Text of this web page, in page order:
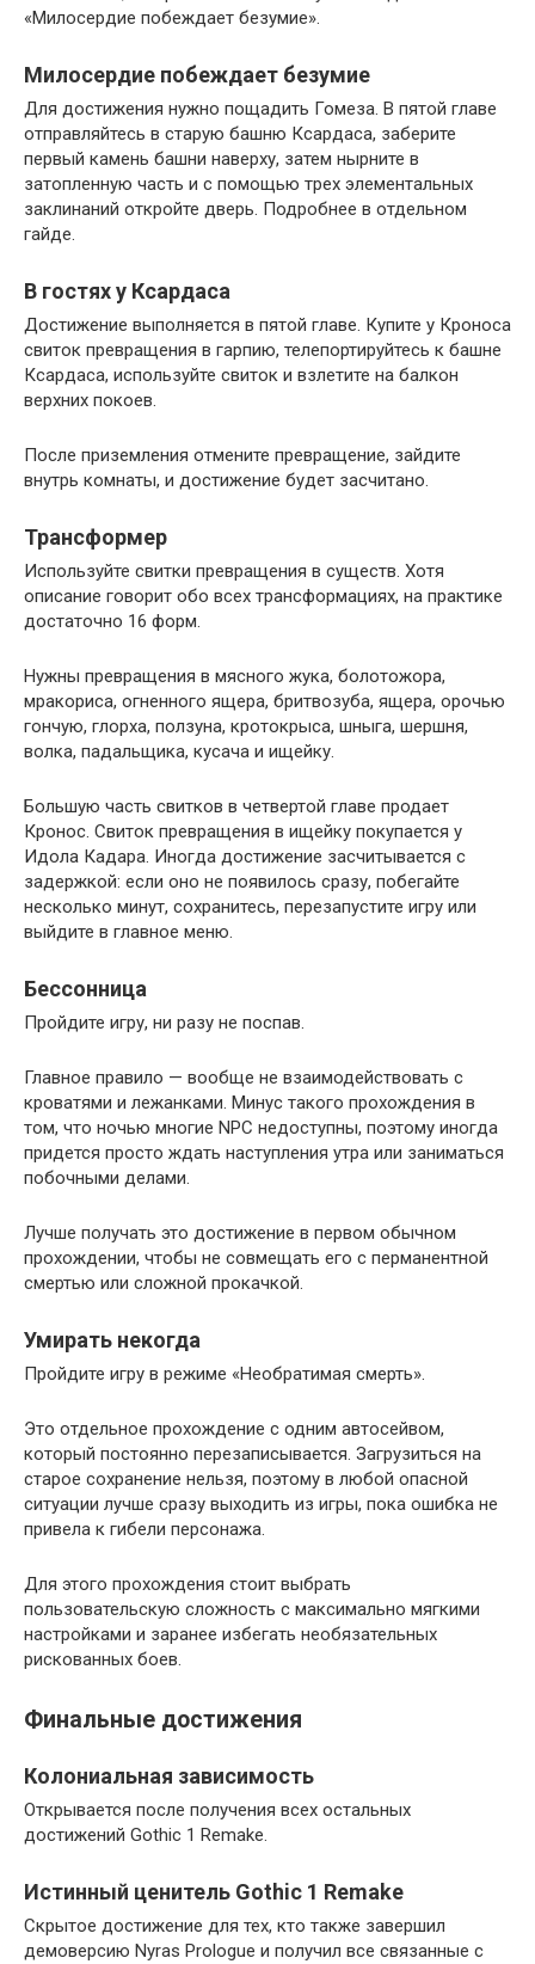
«Милосердие побеждает безумие».
Милосердие побеждает безумие
Для достижения нужно пощадить Гомеза. В пятой главе
отправляйтесь в старую башню Ксардаса, заберите
первый камень башни наверху, затем нырните в
затопленную часть и с помощью трех элементальных
заклинаний откройте дверь. Подробнее в отдельном
гайде.
В гостях у Ксардаса
Достижение выполняется в пятой главе. Купите у Кроноса
свиток превращения в гарпию, телепортируйтесь к башне
Ксардаса, используйте свиток и взлетите на балкон
верхних покоев.
После приземления отмените превращение, зайдите
внутрь комнаты, и достижение будет засчитано.
Трансформер
Используйте свитки превращения в существ. Хотя
описание говорит обо всех трансформациях, на практике
достаточно 16 форм.
Нужны превращения в мясного жука, болотожора,
мракориса, огненного ящера, бритвозуба, ящера, орочью
гончую, глорха, ползуна, кротокрыса, шныга, шершня,
волка, падальщика, кусача и ищейку.
Большую часть свитков в четвертой главе продает
Кронос. Свиток превращения в ищейку покупается у
Идола Кадара. Иногда достижение засчитывается с
задержкой: если оно не появилось сразу, побегайте
несколько минут, сохранитесь, перезапустите игру или
выйдите в главное меню.
Бессонница
Пройдите игру, ни разу не поспав.
Главное правило — вообще не взаимодействовать с
кроватями и лежанками. Минус такого прохождения в
том, что ночью многие NPC недоступны, поэтому иногда
придется просто ждать наступления утра или заниматься
побочными делами.
Лучше получать это достижение в первом обычном
прохождении, чтобы не совмещать его с перманентной
смертью или сложной прокачкой.
Умирать некогда
Пройдите игру в режиме «Необратимая смерть».
Это отдельное прохождение с одним автосейвом,
который постоянно перезаписывается. Загрузиться на
старое сохранение нельзя, поэтому в любой опасной
ситуации лучше сразу выходить из игры, пока ошибка не
привела к гибели персонажа.
Для этого прохождения стоит выбрать
пользовательскую сложность с максимально мягкими
настройками и заранее избегать необязательных
рискованных боев.
Финальные достижения
Колониальная зависимость
Открывается после получения всех остальных
достижений Gothic 1 Remake.
Истинный ценитель Gothic 1 Remake
Скрытое достижение для тех, кто также завершил
демоверсию Nyras Prologue и получил все связанные с